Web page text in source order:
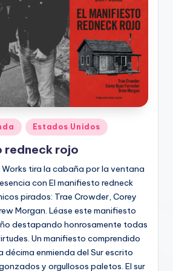
Estados Unidos
redneck rojo
tira la cabaña por la ventana
con El manifiesto redneck
pirados: Trae Crowder, Corey
Morgan. Léase este manifiesto
destapando honrosamente todas
Un manifiesto comprendido
décima enmienda del Sur escrito
y orgullosos paletos. El sur